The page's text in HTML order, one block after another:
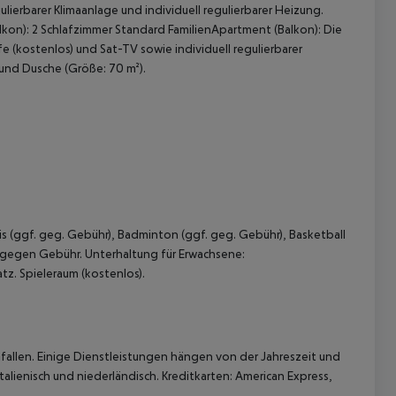
Klimaanlage und individuell regulierbarer Heizung.
2 Schlafzimmer Standard FamilienApartment (Balkon): Die
(kostenlos) und Sat-TV sowie individuell regulierbarer
Dusche (Größe: 70 m²).
geg. Gebühr), Badminton (ggf. geg. Gebühr), Basketball
Gebühr. Unterhaltung für Erwachsene:
Spieleraum (kostenlos).
Einige Dienstleistungen hängen von der Jahreszeit und
und niederländisch. Kreditkarten: American Express,